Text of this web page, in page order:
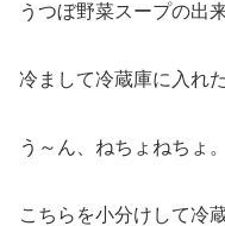
うつぼ野菜スープの出
冷まして冷蔵庫に入れ
う～ん、ねちょねちょ。
こちらを小分けして冷